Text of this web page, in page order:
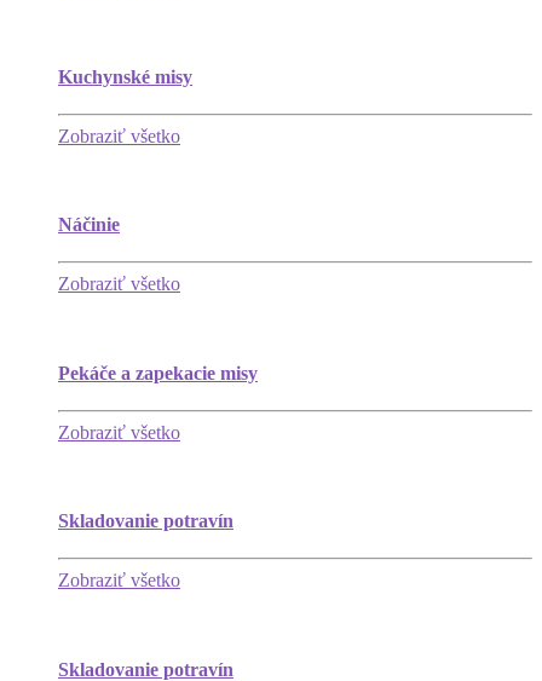
Kuchynské misy
Zobraziť všetko
Náčinie
Zobraziť všetko
Pekáče a zapekacie misy
Zobraziť všetko
Skladovanie potravín
Zobraziť všetko
Skladovanie potravín